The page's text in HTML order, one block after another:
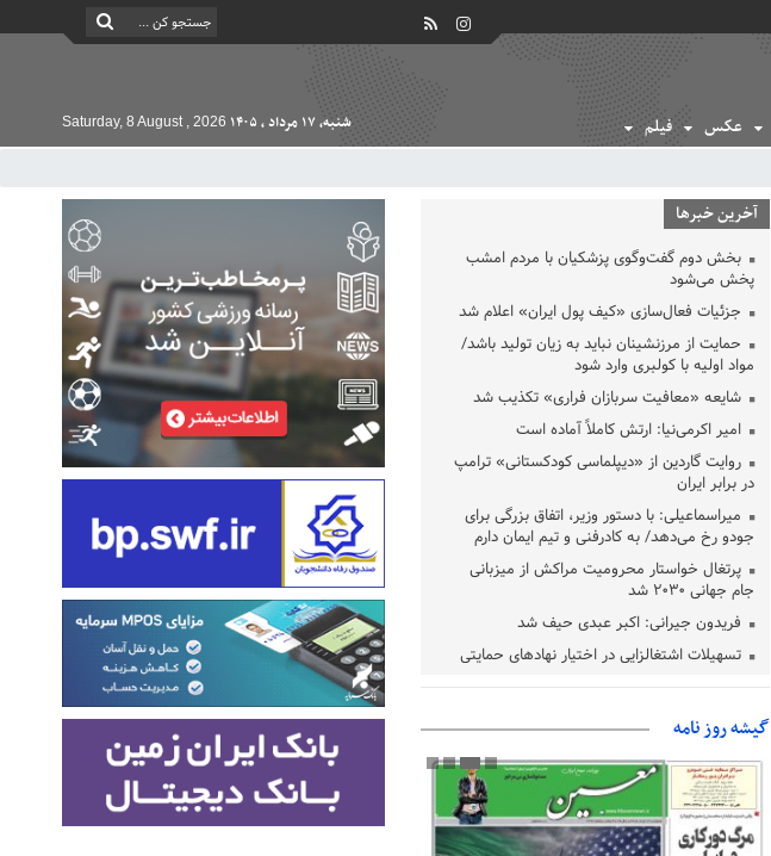
عکس فیلم شنبه, ۱۷ مرداد , ۱۴۰۵ Saturday, 8 August , 2026
آخرین خبرها
بخش دوم گفت‌وگوی پزشکیان با مردم امشب
پخش می‌شود
جزئیات فعال‌سازی «کیف پول ایران» اعلام شد
حمایت از مرزنشینان نباید به زیان تولید باشد/
مواد اولیه با کولبری وارد شود
شایعه «معافیت سربازان فراری» تکذیب شد
امیر اکرمی‌نیا: ارتش کاملاً آماده است
روایت گاردین از «دیپلماسی کودکستانی» ترامپ
در برابر ایران
میراسماعیلی: با دستور وزیر، اتفاق بزرگی برای
جودو رخ می‌دهد/ به کادرفنی و تیم ایمان دارم
پرتغال خواستار محرومیت مراکش از میزبانی
جام جهانی ۲۰۳۰ شد
فریدون جیرانی: اکبر عبدی حیف شد
تسهیلات اشتغالزایی در اختیار نهادهای حمایتی
فدراسیون فوتبال با حضور قلعه‌نویی مشخص شد
دفتر رهبر انقلاب: مطالب خارج از مراجع رسمی
فاقد سندیت است
بقائی: فضای مذاکرات فنی و سیاسی ایران و
عمان درباره تنگه هرمز، مثبت است
گیشه روز نامه